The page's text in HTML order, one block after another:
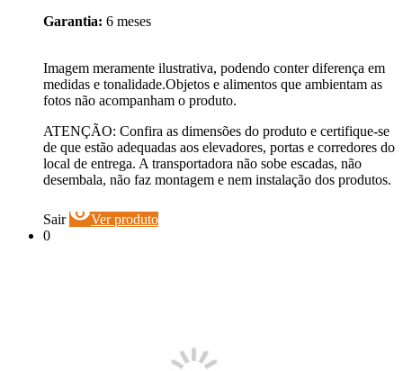
Garantia: 6 meses
Imagem meramente ilustrativa, podendo conter diferença em
medidas e tonalidade.Objetos e alimentos que ambientam as
fotos não acompanham o produto.
ATENÇÃO: Confira as dimensões do produto e certifique-se
de que estão adequadas aos elevadores, portas e corredores do
local de entrega. A transportadora não sobe escadas, não
desembala, não faz montagem e nem instalação dos produtos.
Sair visibilityVer produto
0